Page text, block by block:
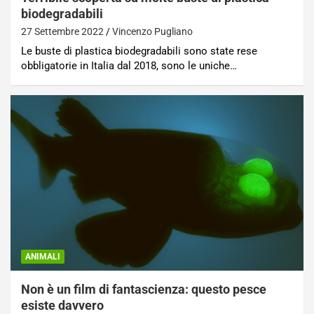
biodegradabili
27 Settembre 2022 Vincenzo Pugliano
Le buste di plastica biodegradabili sono state rese
obbligatorie in Italia dal 2018, sono le uniche…
ANIMALI
Non è un film di fantascienza: questo pesce
esiste davvero